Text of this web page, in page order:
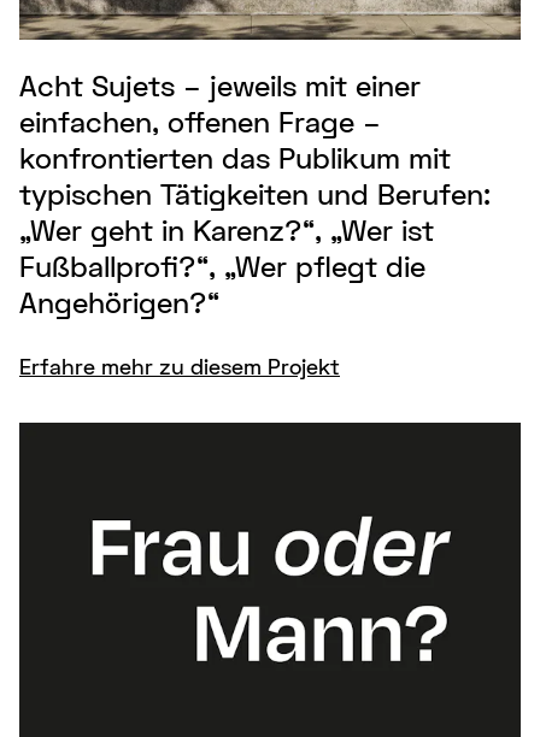
Acht Sujets – jeweils mit einer
einfachen, offenen Frage –
konfrontierten das Publikum mit
typischen Tätigkeiten und Berufen:
„Wer geht in Karenz?“, „Wer ist
Fußballprofi?“, „Wer pflegt die
Angehörigen?“
Erfahre mehr zu diesem Projekt